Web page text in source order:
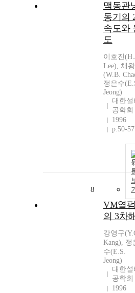
맥동관
동기의
속도와
도
이호진
Lee), 채
(W.B.
정은수
Jeong)
대한설
공학회
1996
p.50-57
8
VM열
의 3차
강영구
Kang), 정
수(E.S.
Jeong)
대한설
공학회
1996